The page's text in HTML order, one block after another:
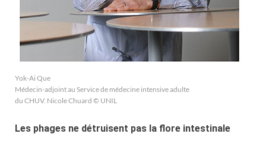
Yok-Ai Que
Médecin-adjoint au Service de médecine intensive adulte
du CHUV. Nicole Chuard © UNIL
Les phages ne détruisent pas la flore intestinale